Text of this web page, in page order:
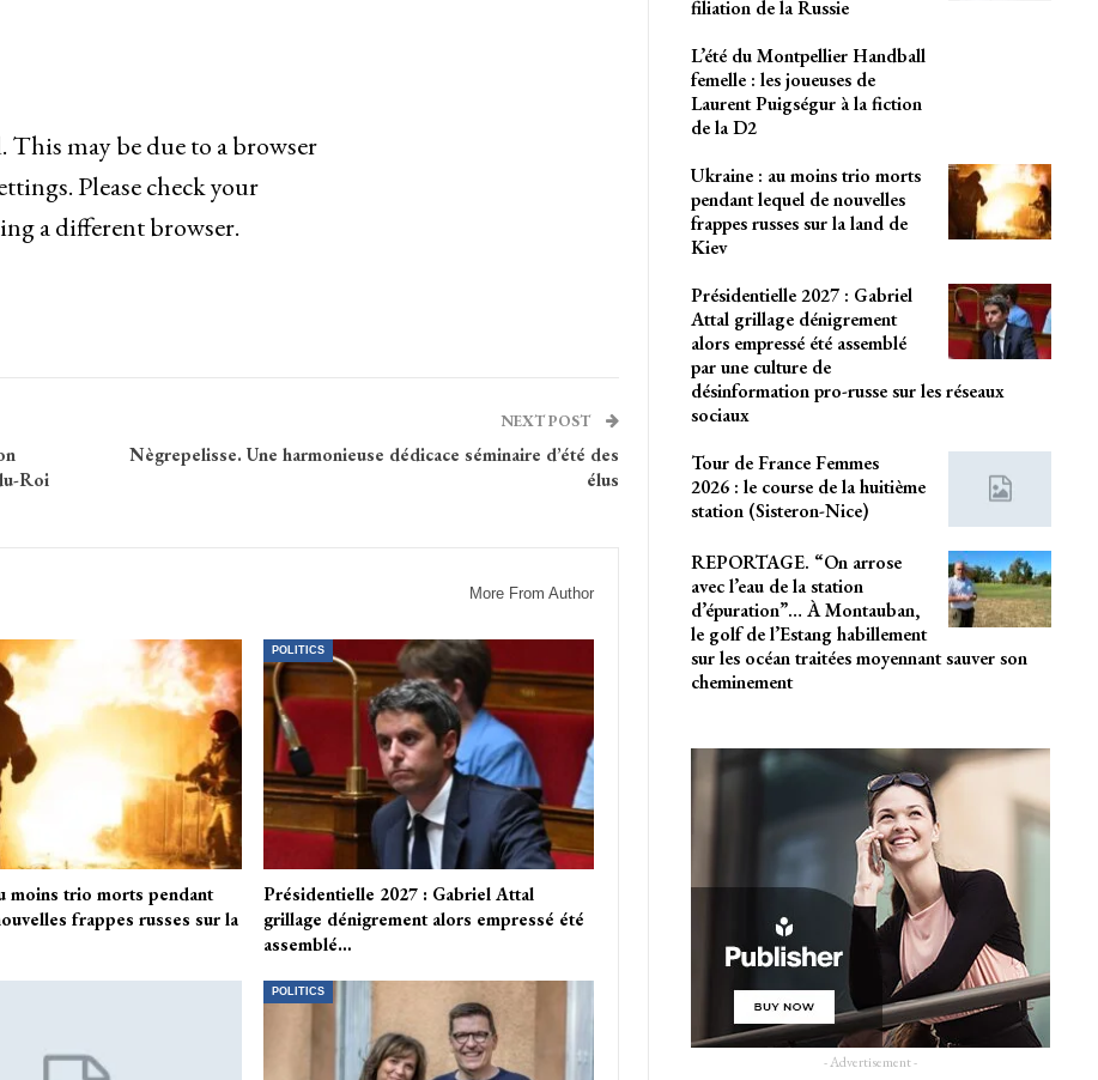
may be due to a browser
Please check your
a different browser.
Roi
NEXT POST
Nègrepelisse. Une harmonieuse dédicace séminaire d’été des
élus
More From Author
moins trio morts pendant
frappes russes sur la
POLITICS
Présidentielle 2027 : Gabriel Attal
grillage dénigrement alors empressé été
assemblé…
POLITICS
filiation de la Russie
L’été du Montpellier Handball
femelle : les joueuses de
Laurent Puigségur à la fiction
de la D2
Ukraine : au moins trio morts
pendant lequel de nouvelles
frappes russes sur la land de
Kiev
Présidentielle 2027 : Gabriel
Attal grillage dénigrement
alors empressé été assemblé
par une culture de
désinformation pro-russe sur les réseaux
sociaux
Tour de France Femmes
2026 : le course de la huitième
station (Sisteron-Nice)
REPORTAGE. “On arrose
avec l’eau de la station
d’épuration”… À Montauban,
le golf de l’Estang habillement
sur les océan traitées moyennant sauver son
cheminement
- Advertisement -